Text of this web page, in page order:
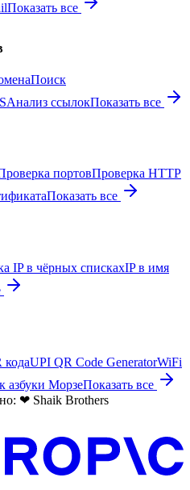
Показать все
Поиск
Анализ ссылокПоказать все
портовПроверка HTTP
Показать все
IP в чёрных спискахIP в имя
кодаUPI QR Code GeneratorWiFi
азбуки МорзеПоказать все
❤ Shaik Brothers